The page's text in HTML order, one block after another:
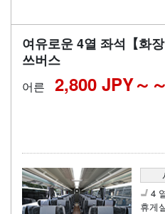
여유로운 4열 좌석【화
쓰버스
어른 2,800 JPY～
4
휴게